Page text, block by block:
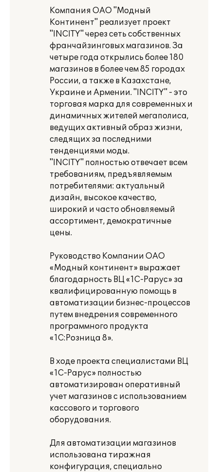
Компания ОАО "Модный
Континент" реализует проект
"INCITY" через сеть собственных
франчайзинговых магазинов. За
четыре года открылись более 180
магазинов в более чем 85 городах
России, а также в Казахстане,
Украине и Армении. "INCITY" - это
торговая марка для современных и
динамичных жителей мегаполиса,
ведущих активный образ жизни,
следящих за последними
тенденциями моды.
"INCITY" полностью отвечает всем
требованиям, предъявляемым
потребителями: актуальный
дизайн, высокое качество,
широкий и часто обновляемый
ассортимент, демократичные
цены.
Руководство Компании ОАО
«Модный континент» выражает
благодарность ВЦ «1С-Рарус» за
квалифицированную помощь в
автоматизации бизнес-процессов
путем внедрения современного
программного продукта
«1С:Розница 8».
В ходе проекта специалистами ВЦ
«1С-Рарус» полностью
автоматизирован оперативный
учет магазинов с использованием
кассового и торгового
оборудования.
Для автоматизации магазинов
использована тиражная
конфигурация, специально